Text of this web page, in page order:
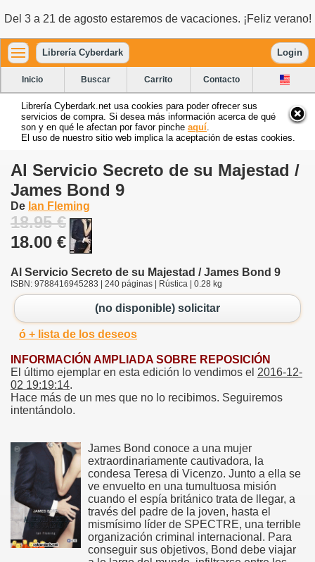
Del 3 a 21 de agosto estaremos de vacaciones. ¡Feliz verano!
Librería Cyberdark Login
Inicio Buscar Carrito Contacto
Librería Cyberdark.net usa cookies para poder ofrecer sus
servicios de compra. Si desea más información acerca de qué
son y en qué le afectan por favor pinche aquí
El uso de nuestro sitio web implica la aceptación de estas cookies.
Al Servicio Secreto de su Majestad /
James Bond 9
De Ian Fleming
18.95 €
18.00 €
Al Servicio Secreto de su Majestad / James Bond 9
ISBN: 9788416945283 | 240 páginas | Rústica | 0.28 kg
(no disponible) solicitar
ó + lista de los deseos
INFORMACIÓN AMPLIADA SOBRE REPOSICIÓN
El último ejemplar en esta edición lo vendimos el 2016-12-
02 19:19:14.
Hace más de un mes que no lo recibimos. Seguiremos
intentándolo.
James Bond conoce a una mujer
extraordinariamente cautivadora, la
condesa Teresa di Vicenzo. Junto a ella se
ve envuelto en una tumultuosa misión
cuando el espía británico trata de llegar, a
través del padre de la joven, hasta el
mismísimo líder de SPECTRE, una terrible
organización criminal internacional. Para
conseguir sus objetivos, Bond debe viajar